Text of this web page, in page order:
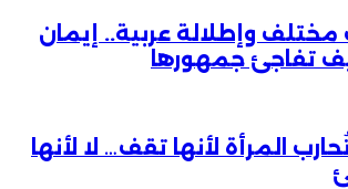
مختلف وإطلالة عربية.. إيمان
تفاجئ جمهورها
المرأة لأنها تقف… لا لأنها